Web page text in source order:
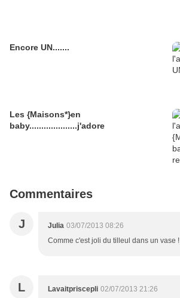
Encore UN.......
Les {Maisons*}en
baby....................j'adore
Commentaires
J Julia 03/07/2013 08:26
Comme c'est joli du tilleul dans un vase !
L Lavaitpriscepli 02/07/2013 21:26